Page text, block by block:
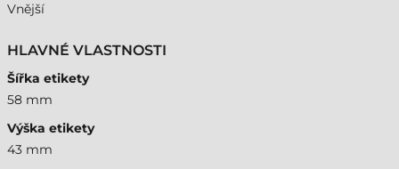
Vnější
HLAVNÉ VLASTNOSTI
Šířka etikety
58 mm
Výška etikety
43 mm